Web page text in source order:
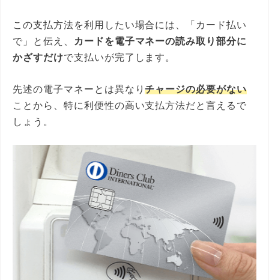
この支払方法を利用したい場合には、「カード払い
で」と伝え、
カードを電子マネーの読み取り部分に
かざすだけで支払いが完了します。
先述の電子マネーとは異なりチャージの必要がない
ことから、特に利便性の高い支払方法だと言えるで
しょう。